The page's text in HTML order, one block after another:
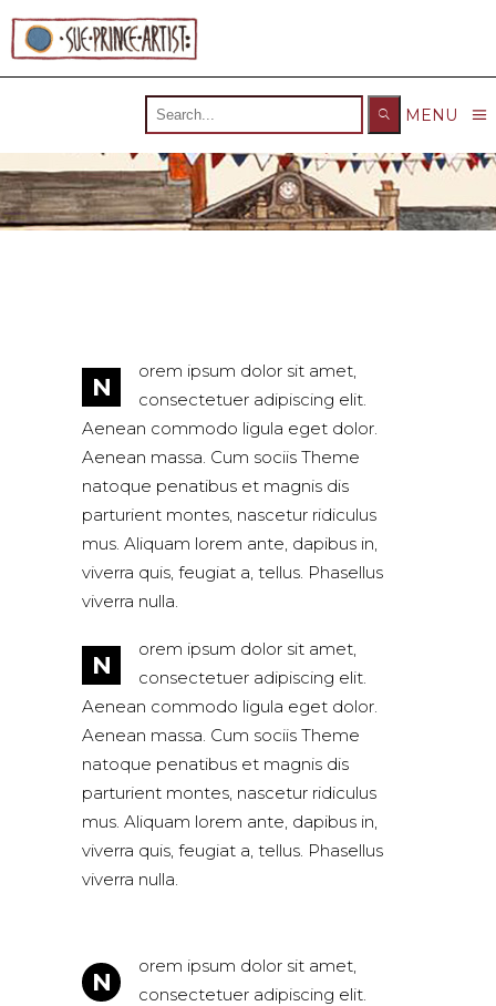
Search
for:
MENU
N
orem ipsum dolor sit amet,
consectetuer adipiscing elit.
Aenean commodo ligula eget dolor.
Aenean massa. Cum sociis Theme
natoque penatibus et magnis dis
parturient montes, nascetur ridiculus
mus. Aliquam lorem ante, dapibus in,
viverra quis, feugiat a, tellus. Phasellus
viverra nulla.
N
orem ipsum dolor sit amet,
consectetuer adipiscing elit.
Aenean commodo ligula eget dolor.
Aenean massa. Cum sociis Theme
natoque penatibus et magnis dis
parturient montes, nascetur ridiculus
mus. Aliquam lorem ante, dapibus in,
viverra quis, feugiat a, tellus. Phasellus
viverra nulla.
N
orem ipsum dolor sit amet,
consectetuer adipiscing elit.